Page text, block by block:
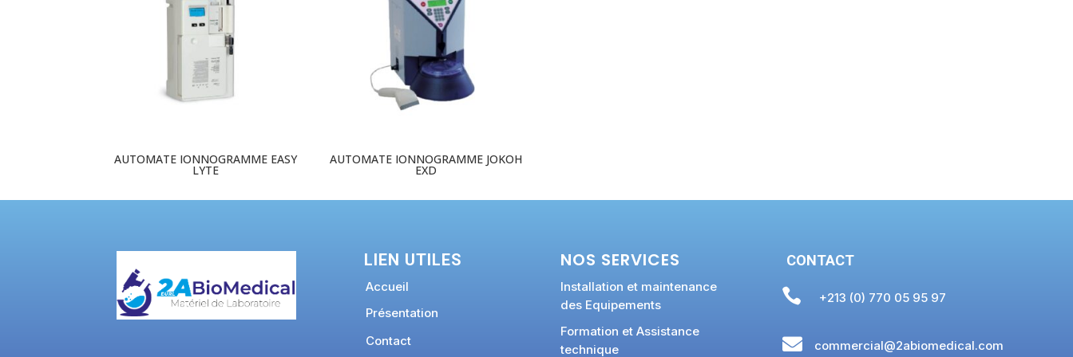
AUTOMATE IONNOGRAMME EASY
LYTE
AUTOMATE IONNOGRAMME JOKOH
EXD
LIEN UTILES
Accueil
Présentation
Contact
NOS SERVICES
Installation et maintenance
des Equipements
Formation et Assistance
technique
CONTACT
 +213 (0) 770 05 95 97
 commercial@2abiomedical.com